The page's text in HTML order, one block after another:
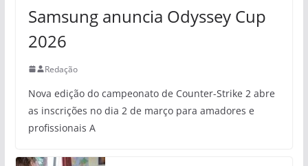
Samsung anuncia Odyssey Cup
2026
Redação
Nova edição do campeonato de Counter-Strike 2 abre
as inscrições no dia 2 de março para amadores e
profissionais A